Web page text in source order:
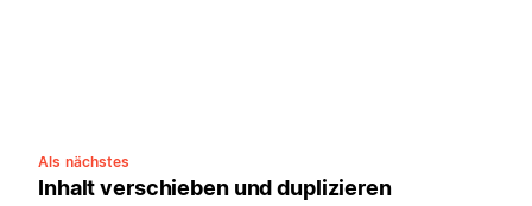
Als nächstes
Inhalt verschieben und duplizieren